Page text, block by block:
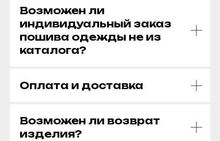
Возможен ли
индивидуальный заказ
пошива одежды не из
каталога?
Оплата и доставка
Возможен ли возврат
изделия?